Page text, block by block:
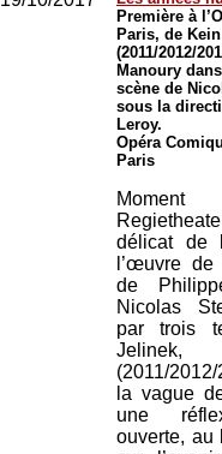
Première à
Paris, de
(2011/2012/
Manoury
scène de
sous la
Leroy.
Opéra
Paris
Moment
délicat de
l’œuvre
de
Nicolas
par trois
Jelinek,
(2011/
la vague
une
ouverte, au